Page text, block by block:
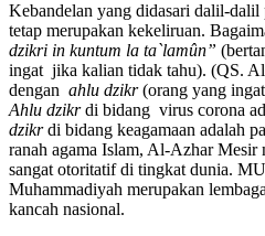
Kebandelan yang didasari dalil-dalil
tetap merupakan kekeliruan.
dzikri in kuntum la ta`lamûn”
ingat jika kalian tidak tahu). (QS.
dengan ahlu dzikr(orang yang
Ahlu dzikrdi bidang virus corona
dzikrdi bidang keagamaan adalah
ranah agama Islam, Al-Azhar Mesir
sangat otoritatif di tingkat dunia.
Muhammadiyah merupakan
kancah nasional.